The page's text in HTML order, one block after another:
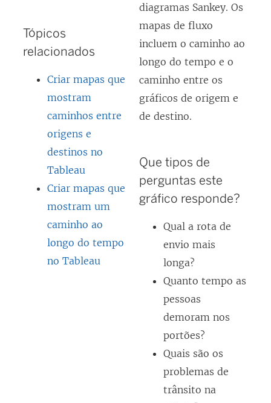
Tópicos
relacionados
Criar mapas que
mostram
caminhos entre
origens e
destinos no
Tableau
Criar mapas que
mostram um
caminho ao
longo do tempo
no Tableau
diagramas Sankey. Os
mapas de fluxo
incluem o caminho ao
longo do tempo e o
caminho entre os
gráficos de origem e
de destino.
Que tipos de
perguntas este
gráfico responde?
Qual a rota de
envio mais
longa?
Quanto tempo as
pessoas
demoram nos
portões?
Quais são os
problemas de
trânsito na